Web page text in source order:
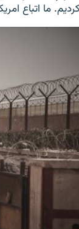
ما اتباع